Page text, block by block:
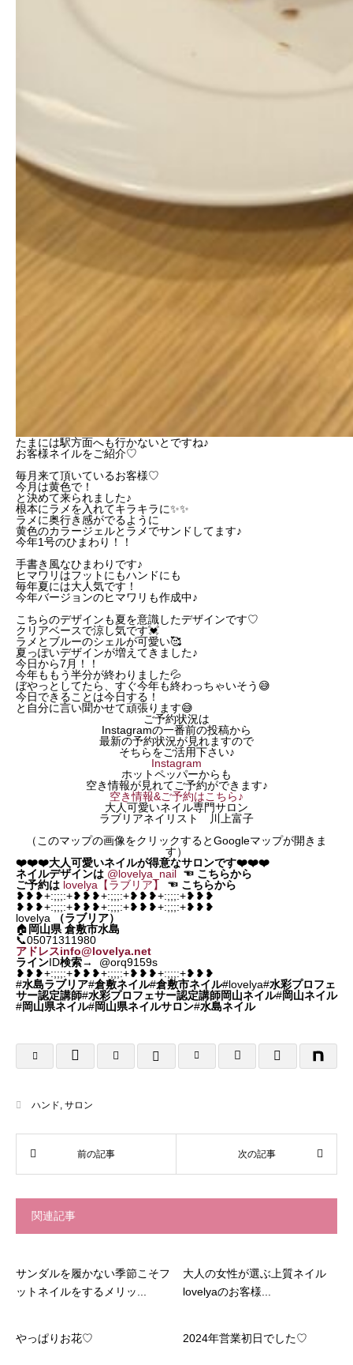
たまには駅方面へも行かないとですね♪
お客様ネイルをご紹介♡
毎月来て頂いているお客様♡
今月は黄色で！
と決めて来られました♪
根本にラメを入れてキラキラに✨✨
ラメに奥行き感がでるように
黄色のカラージェルとラメでサンドしてます♪
今年1号のひまわり！！
手書き風なひまわりです♪
ヒマワリはフットにもハンドにも
毎年夏には大人気です！
今年バージョンのヒマワリも作成中♪
こちらのデザインも夏を意識したデザインです♡
クリアベースで涼し気です💓
ラメとブルーのシェルが可愛い🥰
夏っぽいデザインが増えてきました♪
今日から7月！！
今年ももう半分が終わりました💦
ぼやっとしてたら、すぐ今年も終わっちゃいそう😅
今日できることは今日する！
と自分に言い聞かせて頑張ります😅
ご予約状況は
Instagramの一番前の投稿から
最新の予約状況が見れますので
そちらをご活用下さい♪
Instagram
ホットペッパーからも
空き情報が見れてご予約ができます♪
空き情報&ご予約はこちら♪
大人可愛いネイル専門サロン
ラブリアネイリスト 川上富子
（このマップの画像をクリックするとGoogleマップが開きま
す）
❤️❤️❤️大人可愛いネイルが得意なサロンです❤️❤️❤️
ネイルデザインは @lovelya_nail ☜ こちらから
ご予約は lovelya【ラブリア】 ☜ こちらから
❥❥❥+:;;;:+❥❥❥+:;;;:+❥❥❥+:;;;:+❥❥❥
❥❥❥+:;;;:+❥❥❥+:;;;:+❥❥❥+:;;;:+❥❥❥
lovelya
（ラブリア）
🏠 岡山県 倉敷市水島
📞05071311980
アドレスinfo@lovelya.net
ラインID検索→ @orq9159s
❥❥❥+:;;;:+❥❥❥+:;;;:+❥❥❥+:;;;:+❥❥❥
#水島ラブリア#倉敷ネイル#倉敷市ネイル#lovelya#水彩プロフェ
サー認定講師#水彩プロフェサー認定講師岡山ネイル#岡山ネイル
#岡山県ネイル#岡山県ネイルサロン#水島ネイル
ハンド, サロン
関連記事
サンダルを履かない季節こそフ
ットネイルをするメリッ...
大人の女性が選ぶ上質ネイル
lovelyaのお客様...
やっぱりお花♡ 2024年営業初日でした♡